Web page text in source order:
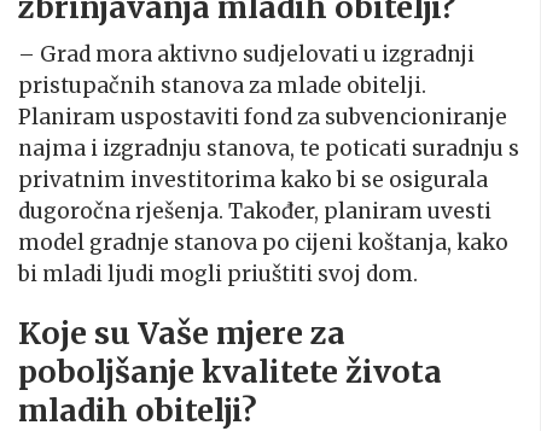
– Grad mora aktivno sudjelovati u izgradnji
pristupačnih stanova za mlade obitelji.
Planiram uspostaviti fond za subvencioniranje
najma i izgradnju stanova, te poticati suradnju s
privatnim investitorima kako bi se osigurala
dugoročna rješenja. Također, planiram uvesti
model gradnje stanova po cijeni koštanja, kako
bi mladi ljudi mogli priuštiti svoj dom.
Koje su Vaše mjere za
poboljšanje kvalitete života
mladih obitelji?